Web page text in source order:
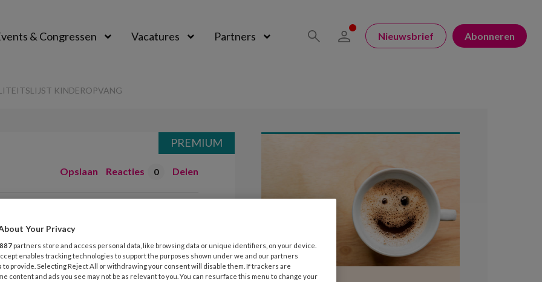
& Congressen Vacatures Partners Nieuwsbrief Abonneren
KINDEROPVANG
Opslaan Reacties 0 Delen
kwaliteitslijst
PREMIUM
Your Privacy
887 partners store and access personal data, like browsing data or unique identifiers, on your device.
enables tracking technologies to support the purposes shown under we and our partners
to provide. Selecting Reject All or withdrawing your consent will disable them. If trackers are
content and ads you see may not be as relevant to you. You can resurface this menu to change your